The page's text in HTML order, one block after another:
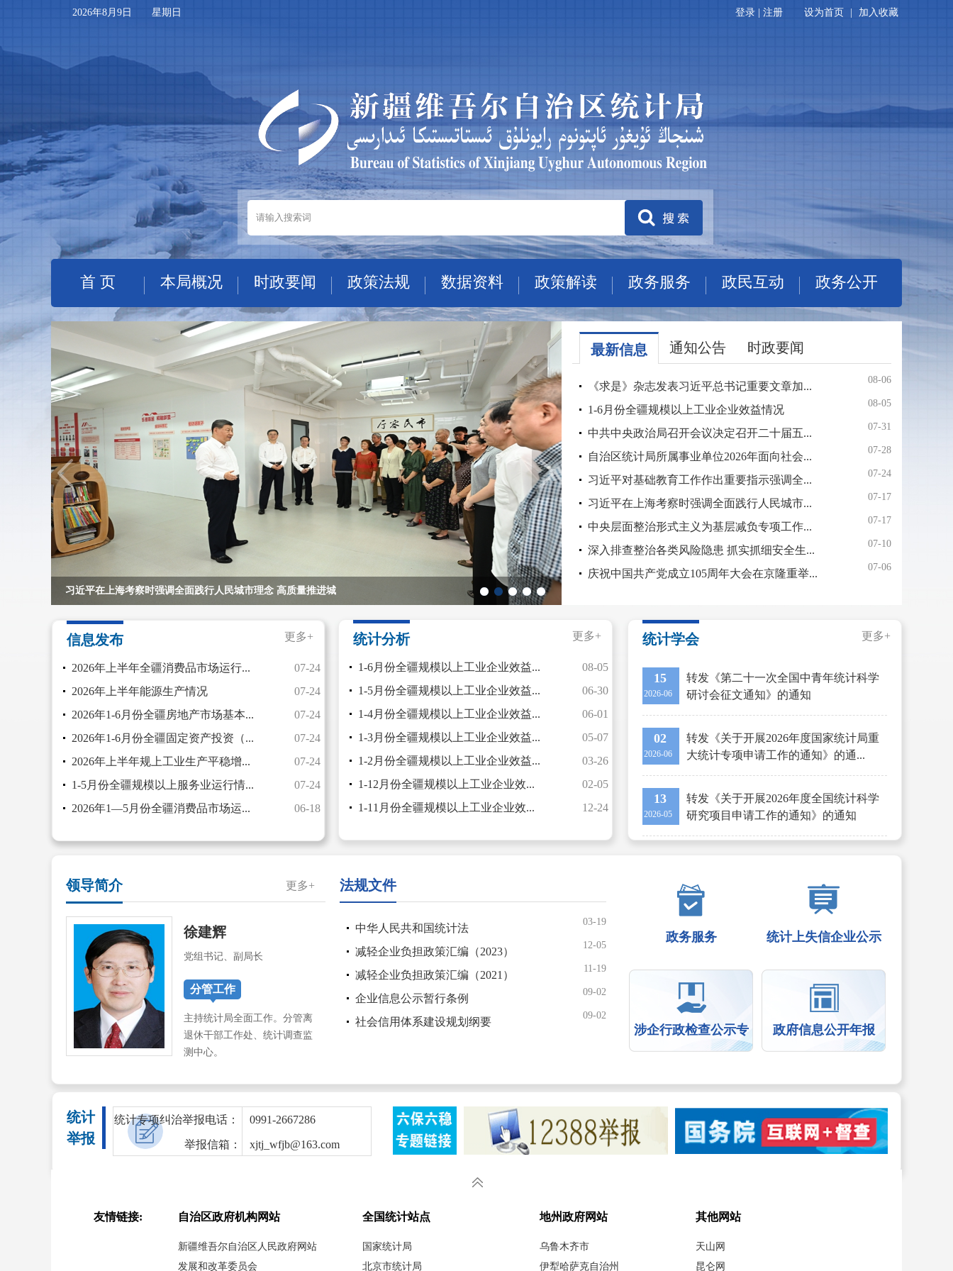
2026年8月9日 星期日 设为首页 加入收藏
登录 注册
首 页 本局概况 时政要闻 政策法规 数据资料 政策解读 政务服务 政民互动 政务公开
习近平在上海考察时强调全面践行人民城市理念 高质量推进城
市更新...
最新信息 通知公告 时政要闻
《求是》杂志发表习近平总书记重要文章加...
08-06
1-6月份全疆规模以上工业企业效益情况
08-05
中共中央政治局召开会议决定召开二十届五...
07-31
自治区统计局所属事业单位2026年面向社会...
07-28
习近平对基础教育工作作出重要指示强调全...
07-24
习近平在上海考察时强调全面践行人民城市...
07-17
中央层面整治形式主义为基层减负专项工作...
07-17
深入排查整治各类风险隐患 抓实抓细安全生...
07-10
庆祝中国共产党成立105周年大会在京隆重举...
07-06
信息发布 更多+
2026年上半年全疆消费品市场运行...
07-24
2026年上半年能源生产情况
07-24
2026年1-6月份全疆房地产市场基本...
07-24
2026年1-6月份全疆固定资产投资（...
07-24
2026年上半年规上工业生产平稳增...
07-24
1-5月份全疆规模以上服务业运行情...
07-24
2026年1—5月份全疆消费品市场运...
06-18
统计分析 更多+
1-6月份全疆规模以上工业企业效益...
08-05
1-5月份全疆规模以上工业企业效益...
06-30
1-4月份全疆规模以上工业企业效益...
06-01
1-3月份全疆规模以上工业企业效益...
05-07
1-2月份全疆规模以上工业企业效益...
03-26
1-12月份全疆规模以上工业企业效...
02-05
1-11月份全疆规模以上工业企业效...
12-24
统计学会 更多+
2026-06
15
转发《第二十一次全国中青年统计科学
研讨会征文通知》的通知
2026-06
02
转发《关于开展2026年度国家统计局重
大统计专项申请工作的通知》的通...
2026-05
13
转发《关于开展2026年度全国统计科学
研究项目申请工作的通知》的通知
领导简介 更多+
徐建辉
党组书记、副局长
分管工作
主持统计局全面工作。分管离
退休干部工作处、统计调查监
测中心。
法规文件
中华人民共和国统计法
03-19
减轻企业负担政策汇编（2023）
12-05
减轻企业负担政策汇编（2021）
11-19
企业信息公示暂行条例
09-02
社会信用体系建设规划纲要
09-02
政务服务 统计上失信企业公示
涉企行政检查公示专
栏
政府信息公开年报
统计
举报
统计专项纠治举报电话：
举报信箱：
0991-2667286
xjtj_wfjb@163.com
友情链接: 自治区政府机构网站
新疆维吾尔自治区人民政府网站
发展和改革委员会
全国统计站点
国家统计局
北京市统计局
地州政府网站
乌鲁木齐市
伊犁哈萨克自治州
其他网站
天山网
昆仑网